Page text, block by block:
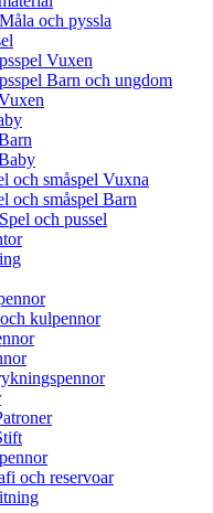
och pyssla
Vuxen
Barn och ungdom
och småspel Vuxna
och småspel Barn
och pussel
kulpennor
och reservoar